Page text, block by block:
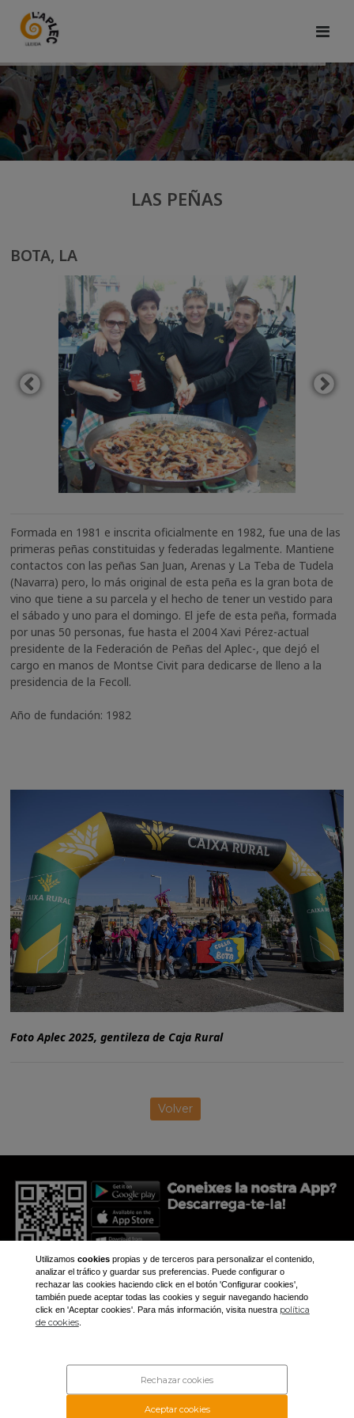
LAS PEÑAS
BOTA, LA
Formada en 1981 e inscrita oficialmente en 1982, fue una de las
primeras peñas constituidas y federadas legalmente. Mantiene
contactos con las peñas San Juan, Arenas y La Teba de Tudela
(Navarra) pero, lo más original de esta peña es la gran bota de
vino que tiene a su parcela y el hecho de tener un vestido para
el sábado y uno para el domingo. El jefe de esta peña, formada
por unas 50 personas, fue hasta el 2004 Xavi Pérez-actual
presidente de la Federación de Peñas del Aplec-, que dejó el
cargo en manos de Montse Civit para dedicarse de lleno a la
presidencia de la Fecoll.
Año de fundación: 1982
Foto Aplec 2025, gentileza de Caja Rural
Volver
Utilizamos cookiespropias y de terceros para personalizar el contenido,
analizar el tráfico y guardar sus preferencias. Puede configurar o
rechazar las cookies haciendo click en el botón 'Configurar cookies',
también puede aceptar todas las cookies y seguir navegando haciendo
click en 'Aceptar cookies'. Para más información, visita nuestra política
de cookies.
Aceptar cookies
Rechazar cookies